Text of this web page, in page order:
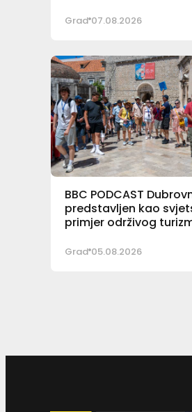
Grad 07.08.2026
BBC PODCAST
predstavljen kao
primjer održivog
Grad 05.08.2026